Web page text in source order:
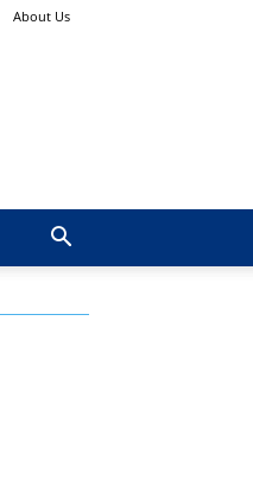
About Us